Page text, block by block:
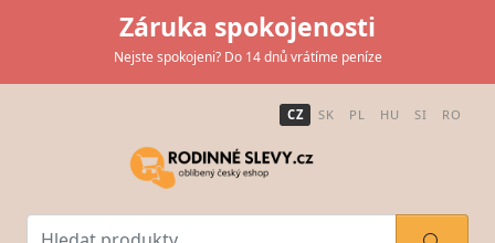
Záruka spokojenosti
Nejste spokojeni? Do 14 dnů vrátíme peníze
CZ SK PL HU SI RO